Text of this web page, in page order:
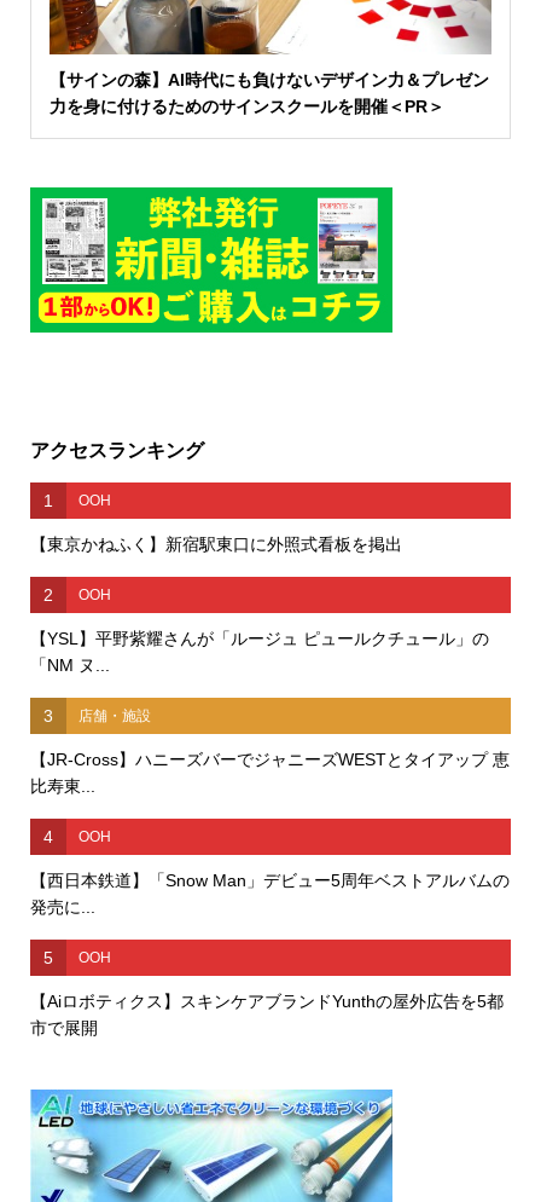
【サインの森】AI時代にも負けないデザイン力＆プレゼン
力を身に付けるためのサインスクールを開催＜PR＞
アクセスランキング
1 OOH
【東京かねふく】新宿駅東口に外照式看板を掲出
2 OOH
【YSL】平野紫耀さんが「ルージュ ピュールクチュール」の
「NM ヌ...
3 店舗・施設
【JR-Cross】ハニーズバーでジャニーズWESTとタイアップ 恵
比寿東...
4 OOH
【西日本鉄道】「Snow Man」デビュー5周年ベストアルバムの
発売に...
5 OOH
【Aiロボティクス】スキンケアブランドYunthの屋外広告を5都
市で展開